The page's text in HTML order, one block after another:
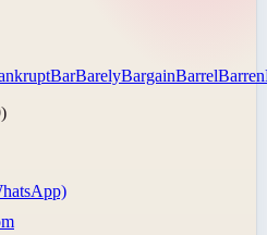
BarBarelyBargainBarrelBarren